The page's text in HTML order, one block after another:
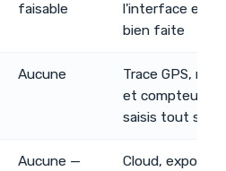
faisable
l'interface est
bien faite
Aucune
Trace GPS,
et compteurs
saisis tout seuls
Aucune —
Cloud, export